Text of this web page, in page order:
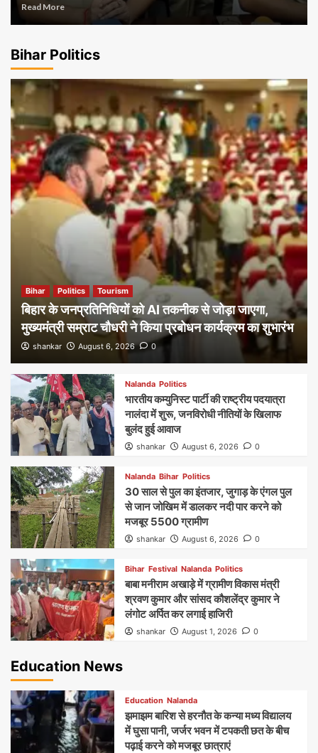
Read More
Bihar Politics
Bihar Politics Tourism
बिहार के जनप्रतिनिधियों को AI तकनीक से जोड़ा जाएगा,
मुख्यमंत्री सम्राट चौधरी ने किया प्रबोधन कार्यक्रम का शुभारंभ
shankar August 6, 2026 0
Nalanda Politics
भारतीय कम्युनिस्ट पार्टी की राष्ट्रीय पदयात्रा
नालंदा में शुरू, जनविरोधी नीतियों के खिलाफ
बुलंद हुई आवाज
shankar August 6, 2026 0
Nalanda Bihar Politics
30 साल से पुल का इंतजार, जुगाड़ के एंगल पुल
से जान जोखिम में डालकर नदी पार करने को
मजबूर 5500 ग्रामीण
shankar August 6, 2026 0
Bihar Festival Nalanda Politics
बाबा मनीराम अखाड़े में ग्रामीण विकास मंत्री
श्रवण कुमार और सांसद कौशलेंद्र कुमार ने
लंगोट अर्पित कर लगाई हाजिरी
shankar August 1, 2026 0
Education News
Education Nalanda
झमाझम बारिश से हरनौत के कन्या मध्य विद्यालय
में घुसा पानी, जर्जर भवन में टपकती छत के बीच
पढ़ाई करने को मजबूर छात्राएं